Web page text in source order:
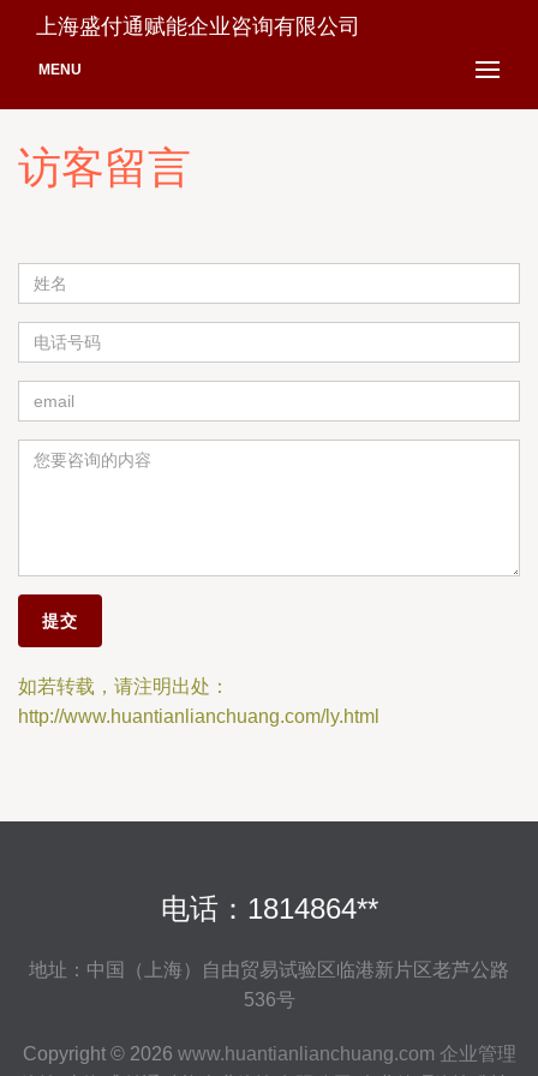
上海盛付通赋能企业咨询有限公司
MENU
访客留言
如若转载，请注明出处：
http://www.huantianlianchuang.com/ly.html
电话：1814864**
地址：中国（上海）自由贸易试验区临港新片区老芦公路
536号
Copyright © 2026 www.huantianlianchuang.com 企业管理